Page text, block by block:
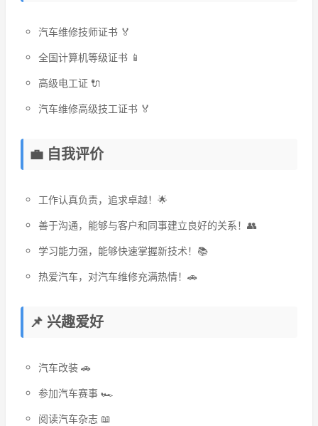
汽车维修技师证书 🏅
全国计算机等级证书 📱
高级电工证 🔌
汽车维修高级技工证书 🏅
💼 自我评价
工作认真负责，追求卓越！🌟
善于沟通，能够与客户和同事建立良好的关系！👥
学习能力强，能够快速掌握新技术！📚
热爱汽车，对汽车维修充满热情！🚗
📌 兴趣爱好
汽车改装 🚗
参加汽车赛事 🏎️
阅读汽车杂志 📖